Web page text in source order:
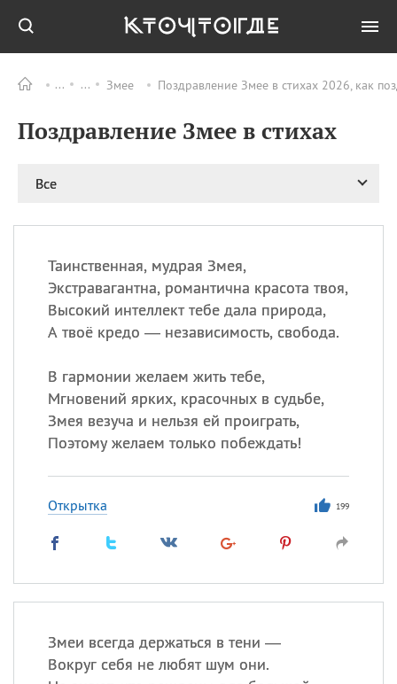
Змее Поздравление Змее в стихах 2026, как
Поздравление Змее в стихах
Все
Таинственная, мудрая Змея,
Экстравагантна, романтична красота твоя,
Высокий интеллект тебе дала природа,
А твоё кредо — независимость, свобода.
В гармонии желаем жить тебе,
Мгновений ярких, красочных в судьбе,
Змея везуча и нельзя ей проиграть,
Поэтому желаем только побеждать!
Открытка 199
Змеи всегда держаться в тени —
Вокруг себя не любят шум они.
ПРАЗДНИКИ Все
09.08 День памяти жертв
Национальный день
рисового пудинга
День Дымняшки
(Smokey Bear Day)
ИМЕНА
Сегодня празднуют именины
происхождение